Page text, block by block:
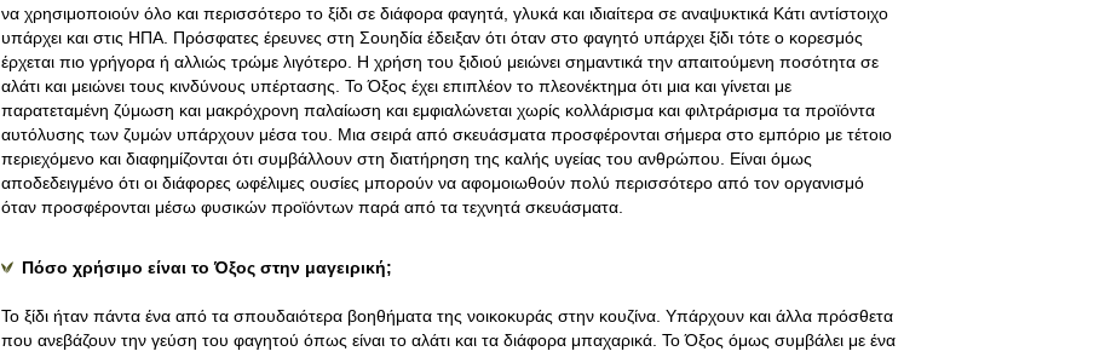
να χρησιμοποιούν όλο και περισσότερο το ξίδι σε διάφορα φαγητά, γλυκά και ιδιαίτερα σε αναψυκτικά Κάτι αντίστοιχο
υπάρχει και στις ΗΠΑ. Πρόσφατες έρευνες στη Σουηδία έδειξαν ότι όταν στο φαγητό υπάρχει ξίδι τότε ο κορεσμός
έρχεται πιο γρήγορα ή αλλιώς τρώμε λιγότερο. Η χρήση του ξιδιού μειώνει σημαντικά την απαιτούμενη ποσότητα σε
αλάτι και μειώνει τους κινδύνους υπέρτασης. Το Όξος έχει επιπλέον το πλεονέκτημα ότι μια και γίνεται με
παρατεταμένη ζύμωση και μακρόχρονη παλαίωση και εμφιαλώνεται χωρίς κολλάρισμα και φιλτράρισμα τα προϊόντα
αυτόλυσης των ζυμών υπάρχουν μέσα του. Μια σειρά από σκευάσματα προσφέρονται σήμερα στο εμπόριο με τέτοιο
περιεχόμενο και διαφημίζονται ότι συμβάλλουν στη διατήρηση της καλής υγείας του ανθρώπου. Είναι όμως
αποδεδειγμένο ότι οι διάφορες ωφέλιμες ουσίες μπορούν να αφομοιωθούν πολύ περισσότερο από τον οργανισμό
όταν προσφέρονται μέσω φυσικών προϊόντων παρά από τα τεχνητά σκευάσματα.
Πόσο χρήσιμο είναι το Όξος στην μαγειρική;
Το ξίδι ήταν πάντα ένα από τα σπουδαιότερα βοηθήματα της νοικοκυράς στην κουζίνα. Υπάρχουν και άλλα πρόσθετα
που ανεβάζουν την γεύση του φαγητού όπως είναι το αλάτι και τα διάφορα μπαχαρικά. Το Όξος όμως συμβάλει με ένα